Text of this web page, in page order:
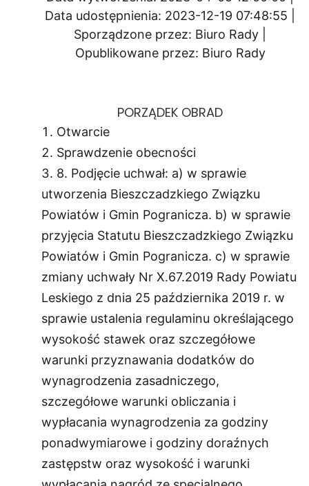
Data udostępnienia: 2023-12-19 07:48:55 |
Sporządzone przez: Biuro Rady |
Opublikowane przez: Biuro Rady
PORZĄDEK OBRAD
Otwarcie
Sprawdzenie obecności
8. Podjęcie uchwał: a) w sprawie
utworzenia Bieszczadzkiego Związku
Powiatów i Gmin Pogranicza. b) w sprawie
przyjęcia Statutu Bieszczadzkiego Związku
Powiatów i Gmin Pogranicza. c) w sprawie
zmiany uchwały Nr X.67.2019 Rady Powiatu
Leskiego z dnia 25 października 2019 r. w
sprawie ustalenia regulaminu określającego
wysokość stawek oraz szczegółowe
warunki przyznawania dodatków do
wynagrodzenia zasadniczego,
szczegółowe warunki obliczania i
wypłacania wynagrodzenia za godziny
ponadwymiarowe i godziny doraźnych
zastępstw oraz wysokość i warunki